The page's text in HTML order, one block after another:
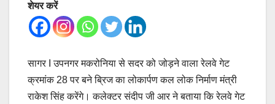
शेयर करें
सागर I उपनगर मकरोनिया से सदर को जोड़ने वाला रेलवे गेट
क्रमांक 28 पर बने ब्रिज का लोकार्पण कल लोक निर्माण मंत्री
राकेश सिंह करेंगे। कलेक्टर संदीप जी आर ने बताया कि रेलवे गेट